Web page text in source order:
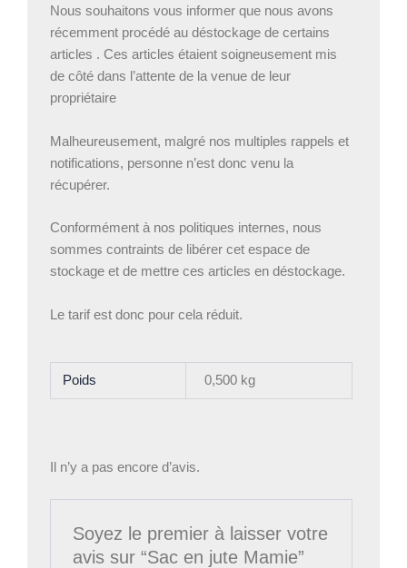
Nous souhaitons vous informer que nous avons
récemment procédé au déstockage de certains
articles . Ces articles étaient soigneusement mis
de côté dans l’attente de la venue de leur
propriétaire
Malheureusement, malgré nos multiples rappels et
notifications, personne n’est donc venu la
récupérer.
Conformément à nos politiques internes, nous
sommes contraints de libérer cet espace de
stockage et de mettre ces articles en déstockage.
Le tarif est donc pour cela réduit.
Poids 0,500 kg
Il n’y a pas encore d’avis.
Soyez le premier à laisser votre
avis sur “Sac en jute Mamie”